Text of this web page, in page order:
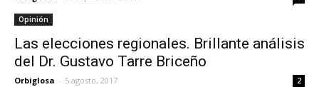
Opinión
Las elecciones regionales. Brillante análisis
del Dr. Gustavo Tarre Briceño
Orbiglosa - 5 agosto, 2017 2